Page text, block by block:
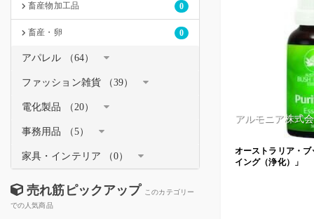
畜産物加工品 0
畜産・卵 0
アパレル （64）
ファッション雑貨 （39）
電化製品 （20）
事務用品 （5）
家具・インテリア （0）
売れ筋ピックアップ このカテゴリー
での人気商品
アルモニア株式
オーストラリア・
イング（浄化）」